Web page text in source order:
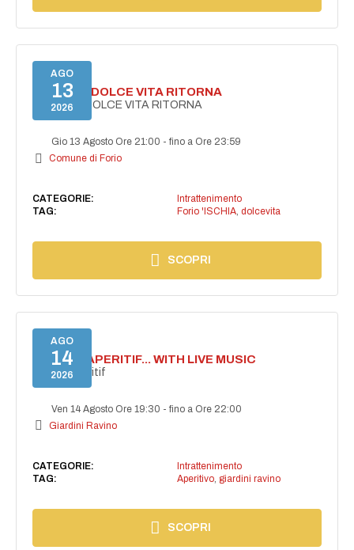
AGO
13
2026
FORIO LA DOLCE VITA RITORNA
FORIO LA DOLCE VITA RITORNA
Gio 13 Agosto Ore 21:00 -fino a Ore 23:59
Comune di Forio
CATEGORIE:
Intrattenimento
TAG:
Forio 'ISCHIA, dolcevita
SCOPRI
AGO
14
2026
SECRET APERITIF... WITH LIVE MUSIC
Secret aperitif
Ven 14 Agosto Ore 19:30 -fino a Ore 22:00
Giardini Ravino
CATEGORIE:
Intrattenimento
TAG:
Aperitivo, giardini ravino
SCOPRI